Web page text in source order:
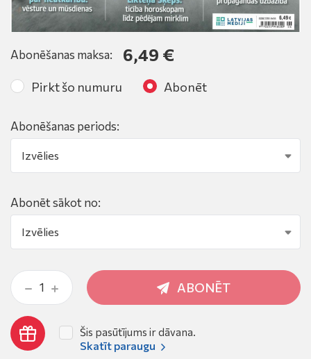
Abonēšanas maksa: 6,49 €
Pirkt šo numuru Abonēt
Abonēšanas periods:
Abonēt sākot no:
ABONĒT
Šis pasūtījums ir dāvana.
Skatīt paraugu